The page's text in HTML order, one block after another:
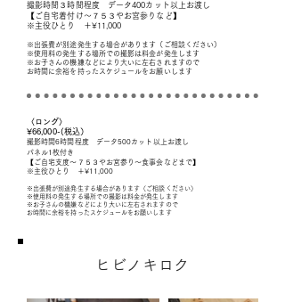
撮影時間３ 時間程度 データ400カット以上お渡し
【ご自宅着付け〜７５３やお宮参りなど】
※主役ひとり ＋¥11,000​
※出張費が別途発生する場合があります（ご相談ください）
※使用料の発生する場所での撮影は料金が発生します
※お子さんの機嫌などにより大いに左右されますので
お時間に余裕を持ったスケジュールをお願いします
〈ロング 〉
​¥66,000-(税込）
撮影時間6時間程度 データ500カット以上お渡し
​パネル1枚付き
【ご自宅支度〜７５３やお宮参り〜食事会などまで】
※主役ひとり ＋¥11,000​
※出張費が別途発生する場合があります（ご相談ください）
※使用料の発生する場所での撮影は料金が発生します
※お子さんの機嫌などにより大いに左右されますので
お時間に余裕を持ったスケジュールをお願いします
ヒビノキロク